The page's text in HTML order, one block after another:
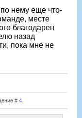
нему еще что-
месте
благодарен
назад
пока мне не
# 4